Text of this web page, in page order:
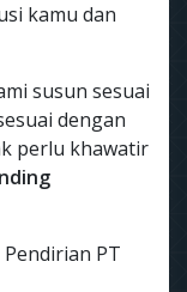
kamu dan
susun sesuai
dengan
perlu khawatir
PT